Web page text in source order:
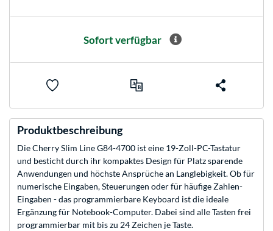
Sofort verfügbar
Produktbeschreibung
Die Cherry Slim Line G84-4700 ist eine 19-Zoll-PC-Tastatur
und besticht durch ihr kompaktes Design für Platz sparende
Anwendungen und höchste Ansprüche an Langlebigkeit. Ob für
numerische Eingaben, Steuerungen oder für häufige Zahlen-
Eingaben - das programmierbare Keyboard ist die ideale
Ergänzung für Notebook-Computer. Dabei sind alle Tasten frei
programmierbar mit bis zu 24 Zeichen je Taste.